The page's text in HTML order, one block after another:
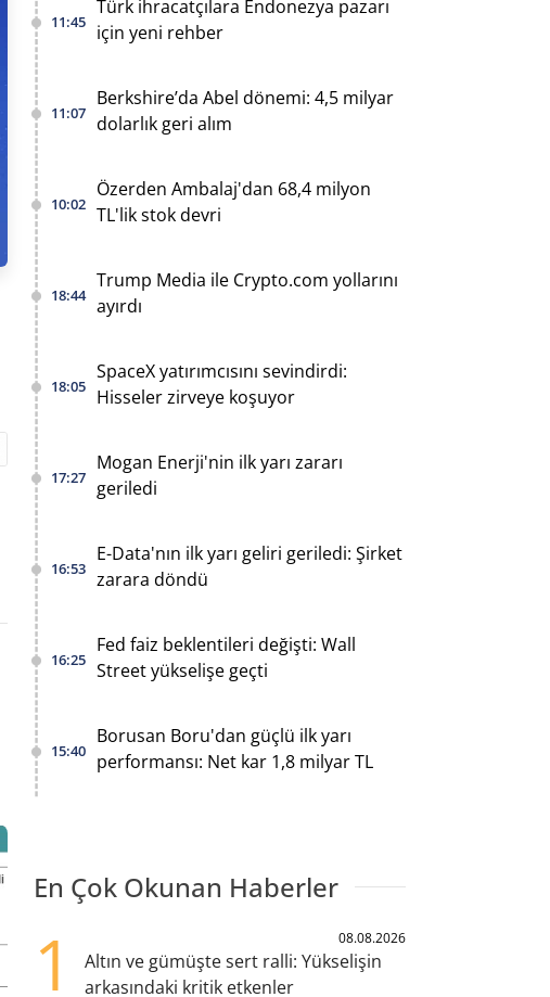
11:45
Türk ihracatçılara Endonezya pazarı
için yeni rehber
11:07
Berkshire’da Abel dönemi: 4,5 milyar
dolarlık geri alım
10:02
Özerden Ambalaj'dan 68,4 milyon
TL'lik stok devri
18:44
Trump Media ile Crypto.com yollarını
ayırdı
18:05
SpaceX yatırımcısını sevindirdi:
Hisseler zirveye koşuyor
17:27
Mogan Enerji'nin ilk yarı zararı
geriledi
16:53
E-Data'nın ilk yarı geliri geriledi: Şirket
zarara döndü
16:25
Fed faiz beklentileri değişti: Wall
Street yükselişe geçti
15:40
Borusan Boru'dan güçlü ilk yarı
performansı: Net kar 1,8 milyar TL
En Çok Okunan Haberler
1 08.08.2026
Altın ve gümüşte sert ralli: Yükselişin
arkasındaki kritik etkenler